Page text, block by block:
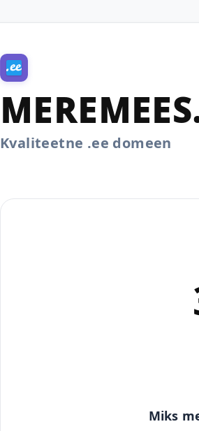
Kvaliteetne .ee domeen
Miks